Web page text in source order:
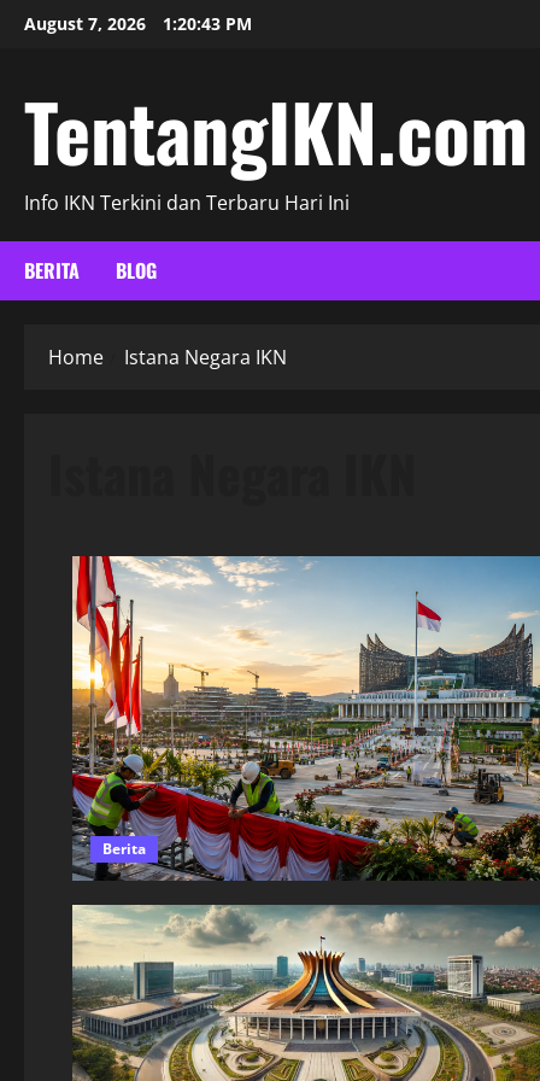
SkipAugust 7, 2026 1:20:44 PM
TentangIKN.com
Info IKN Terkini dan Terbaru Hari Ini
BERITA BLOG
Home Istana Negara IKN
Berita